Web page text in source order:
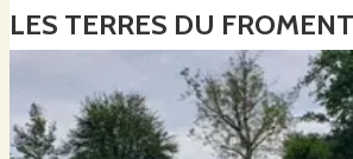
LES TERRES DU